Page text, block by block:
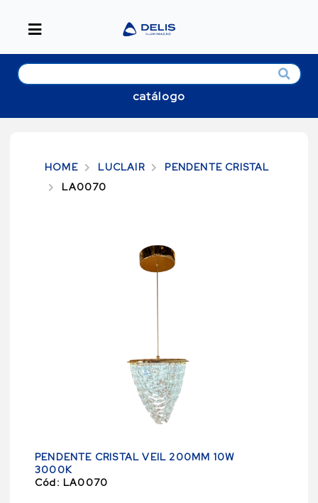
catálogo
HOME LUCLAIR
PENDENTE CRISTAL
LA0070
PENDENTE CRISTAL VEIL 200MM 10W
3000K
Cód: LA0070